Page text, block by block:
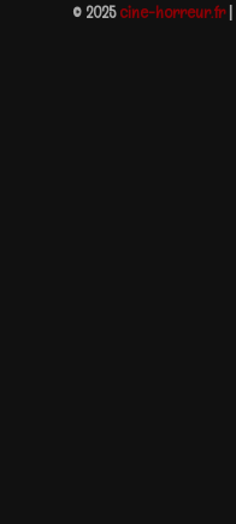
© 2025cine-horreur.fr|